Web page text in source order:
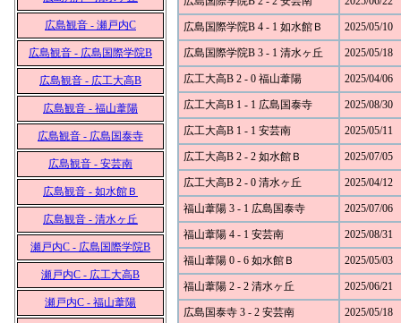
広島観音 - 瀬戸内C
広島観音 - 広島国際学院B
広島観音 - 広工大高B
広島観音 - 福山葦陽
広島観音 - 広島国泰寺
広島観音 - 安芸南
広島観音 - 如水館Ｂ
広島観音 - 清水ヶ丘
瀬戸内C - 広島国際学院B
瀬戸内C - 広工大高B
瀬戸内C - 福山葦陽
広島国際学院B 4 - 1 如水館Ｂ 2025/05/10
広島国際学院B 3 - 1 清水ヶ丘 2025/05/18
広工大高B 2 - 0 福山葦陽 2025/04/06
広工大高B 1 - 1 広島国泰寺 2025/08/30
広工大高B 1 - 1 安芸南 2025/05/11
広工大高B 2 - 2 如水館Ｂ 2025/07/05
広工大高B 2 - 0 清水ヶ丘 2025/04/12
福山葦陽 3 - 1 広島国泰寺 2025/07/06
福山葦陽 4 - 1 安芸南 2025/08/31
福山葦陽 0 - 6 如水館Ｂ 2025/05/03
福山葦陽 2 - 2 清水ヶ丘 2025/06/21
広島国泰寺 3 - 2 安芸南 2025/05/18